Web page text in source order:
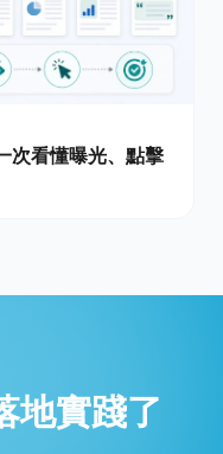
次看懂曝光、點擊
地實踐了